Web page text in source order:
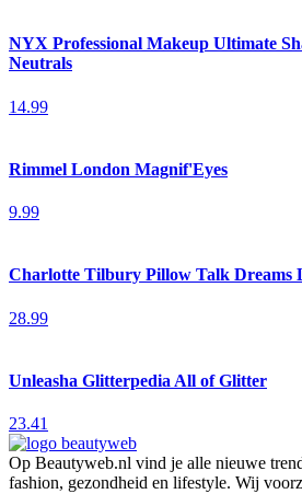
NYX Professional Makeup Ultimate
Neutrals
14.99
Rimmel London Magnif'Eyes
9.99
Charlotte Tilbury Pillow Talk Dreams
28.99
Unleasha Glitterpedia All of Glitter
23.41
Op Beautyweb.nl vind je alle nieuwe
fashion, gezondheid en lifestyle. Wij